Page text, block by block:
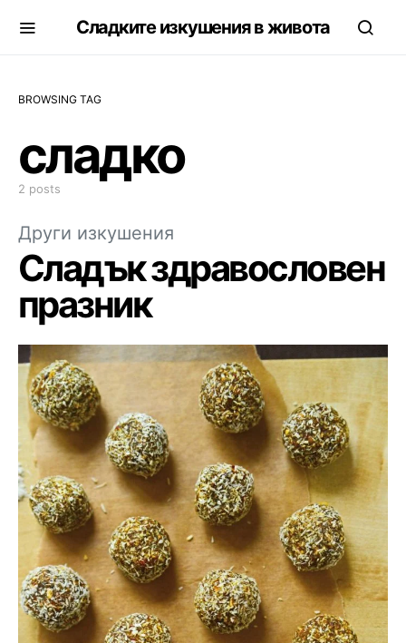
Сладките изкушения в живота
BROWSING TAG
сладко
2 posts
Други изкушения
Сладък здравословен
празник